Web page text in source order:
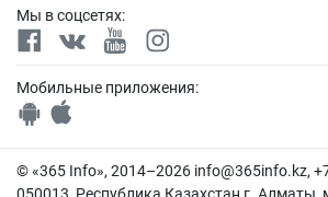
Мы в соцсетях:
Мобильные приложения:
© «365 Info», 2014–2026 info@365info.kz,